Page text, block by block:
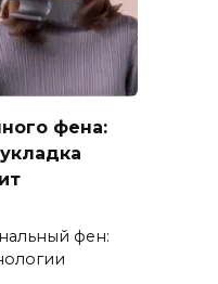
фена:
фен: